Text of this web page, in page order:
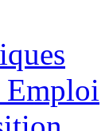
Emploi